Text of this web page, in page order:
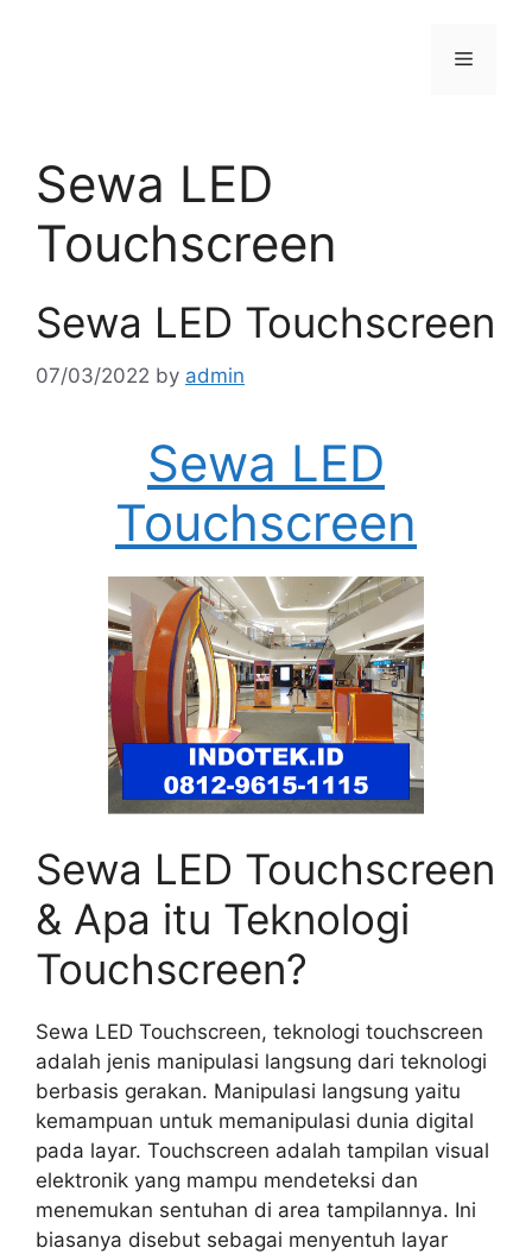
Menu
Sewa LED
Touchscreen
Sewa LED Touchscreen
07/03/2022 by admin
Sewa LED
Touchscreen
Sewa LED Touchscreen
& Apa itu Teknologi
Touchscreen?
Sewa LED Touchscreen, teknologi touchscreen
adalah jenis manipulasi langsung dari teknologi
berbasis gerakan. Manipulasi langsung yaitu
kemampuan untuk memanipulasi dunia digital
pada layar. Touchscreen adalah tampilan visual
elektronik yang mampu mendeteksi dan
menemukan sentuhan di area tampilannya. Ini
biasanya disebut sebagai menyentuh layar